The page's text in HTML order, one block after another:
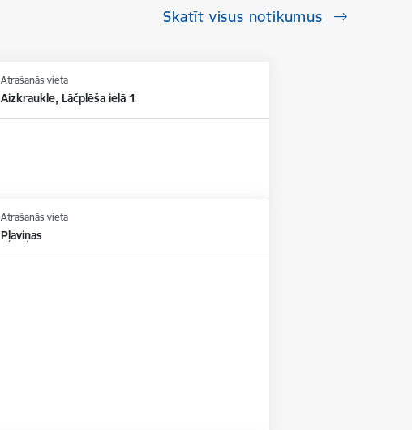
Skatīt visus notikumus
Atrašanās vieta
Aizkraukle, Lāčplēša ielā 1
Atrašanās vieta
Pļaviņas